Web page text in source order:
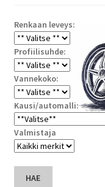
Renkaan leveys:
Profiilisuhde:
Vannekoko:
Kausi/automalli:
Valmistaja
HAE